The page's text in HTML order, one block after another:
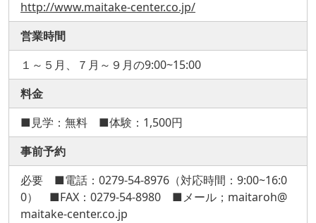
http://www.maitake-center.co.jp/
営業時間
１～５月、７月～９月の9:00~15:00
料金
■見学：無料 ■体験：1,500円
事前予約
必要 ■電話：0279-54-8976（対応時間：9:00~16:0
0） ■FAX：0279-54-8980 ■メール；maitaroh@
maitake-center.co.jp